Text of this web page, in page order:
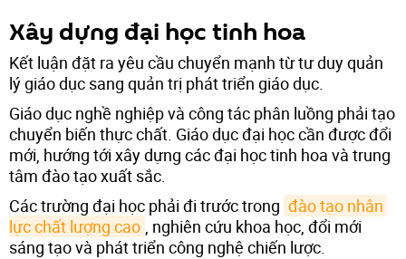
Xây dựng đại học tinh hoa
Kết luận đặt ra yêu cầu chuyển mạnh từ tư duy quản
lý giáo dục sang quản trị phát triển giáo dục.
Giáo dục nghề nghiệp và công tác phân luồng phải tạo
chuyển biến thực chất. Giáo dục đại học cần được đổi
mới, hướng tới xây dựng các đại học tinh hoa và trung
tâm đào tạo xuất sắc.
Các trường đại học phải đi trước trong đào tạo nhân
lực chất lượng cao , nghiên cứu khoa học, đổi mới
sáng tạo và phát triển công nghệ chiến lược.